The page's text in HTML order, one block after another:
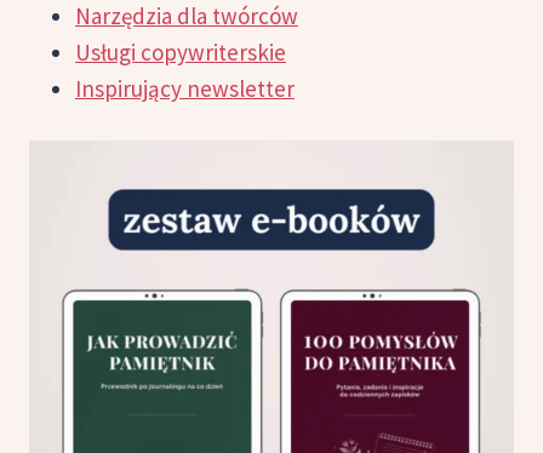
Narzędzia dla twórców
Usługi copywriterskie
Inspirujący newsletter